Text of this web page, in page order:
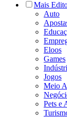
Mais
Auto
Eloos
Games
Jogos
Meio
Pets e